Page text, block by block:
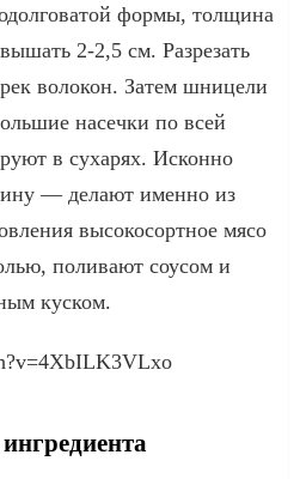
формы, толщина
2-2,5 см. Разрезать
волокон. Затем шницели
насечки по всей
в сухарях. Исконно
— делают именно из
высокосортное мясо
поливают соусом и
куском.